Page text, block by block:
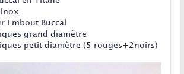
Embout Buccal
grand diamètre
petit diamètre (5 rouges+2noirs)